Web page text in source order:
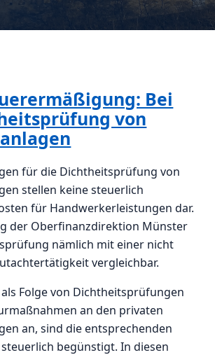
Bei
von
für die Dichtheitsprüfung von
stellen keine steuerlich
für Handwerkerleistungen dar.
der Oberfinanzdirektion Münster
nämlich mit einer nicht
vergleichbar.
als Folge von Dichtheitsprüfungen
an den privaten
an, sind die entsprechenden
begünstigt. In diesen